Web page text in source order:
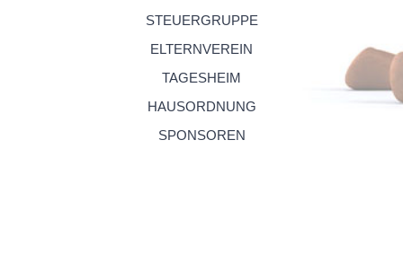
STEUERGRUPPE
ELTERNVEREIN
TAGESHEIM
HAUSORDNUNG
SPONSOREN